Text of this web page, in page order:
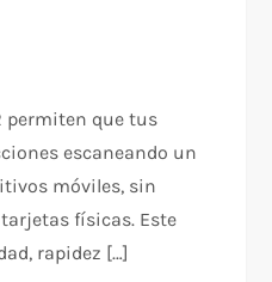
permiten que tus
escaneando un
móviles, sin
físicas. Este
rapidez […]